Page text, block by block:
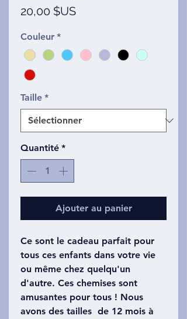
20,00 $USPrix
Couleur *
Taille *
Quantité *
Ajouter au panier
Ce sont le cadeau parfait pour
tous ces enfants dans votre vie
ou même chez quelqu'un
d'autre. Ces chemises sont
amusantes pour tous ! Nous
avons des tailles de 12 mois à